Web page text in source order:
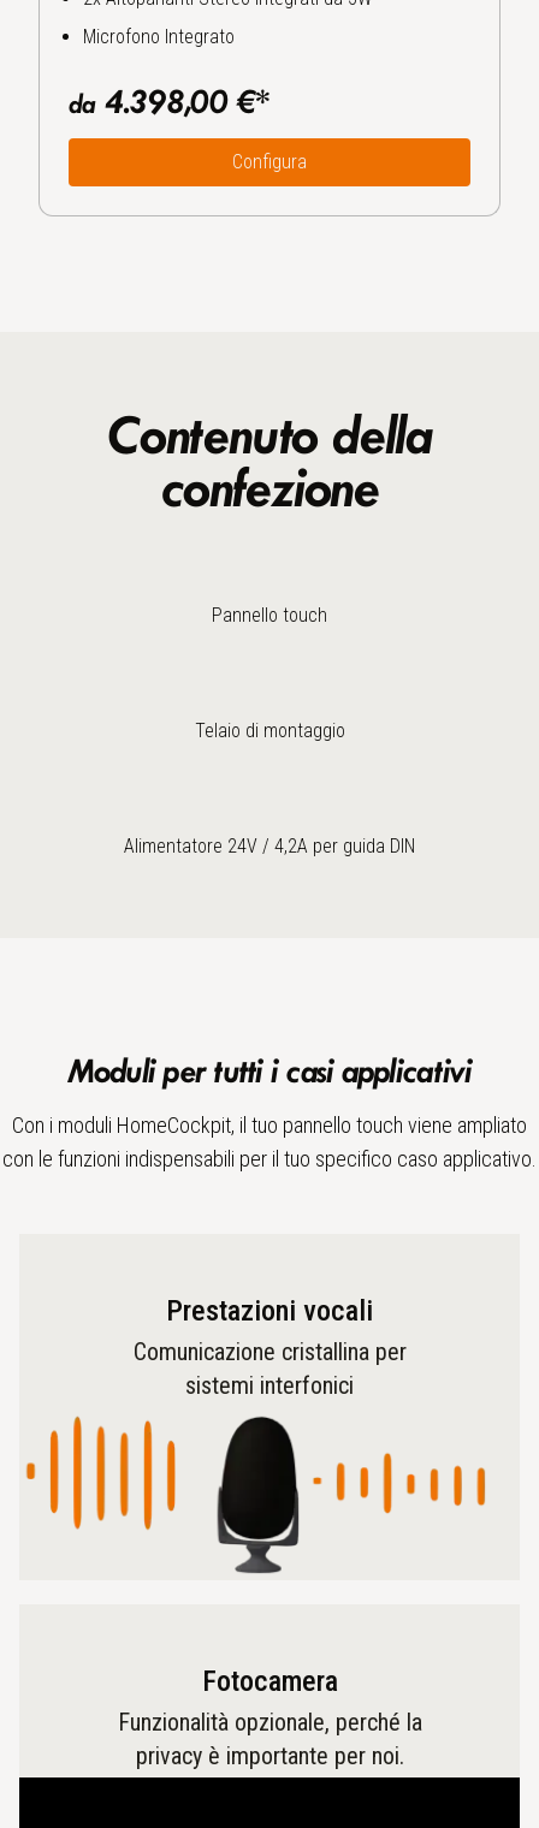
Microfono Integrato
da 4.398,00 €*
Configura
Contenuto della
confezione
Pannello touch
Telaio di montaggio
Alimentatore 24V / 4,2A per guida DIN
Moduli per tutti i casi applicativi
Con i moduli HomeCockpit, il tuo pannello touch viene ampliato
con le funzioni indispensabili per il tuo specifico caso applicativo.
Prestazioni vocali
Comunicazione cristallina per
sistemi interfonici
Fotocamera
Funzionalità opzionale, perché la
privacy è importante per noi.